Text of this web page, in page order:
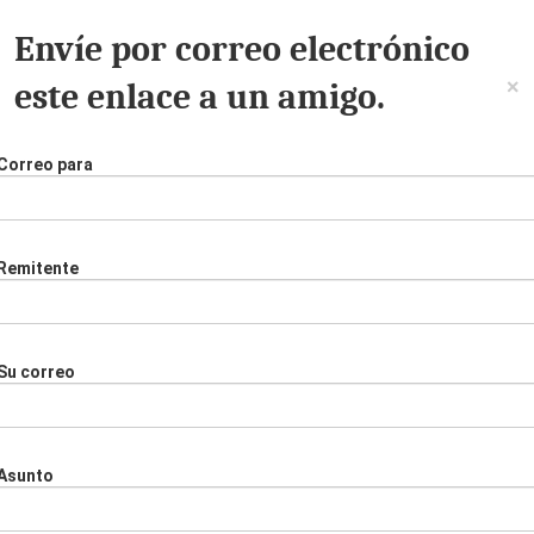
Envíe por correo electrónico
este enlace a un amigo.
×
para
correo